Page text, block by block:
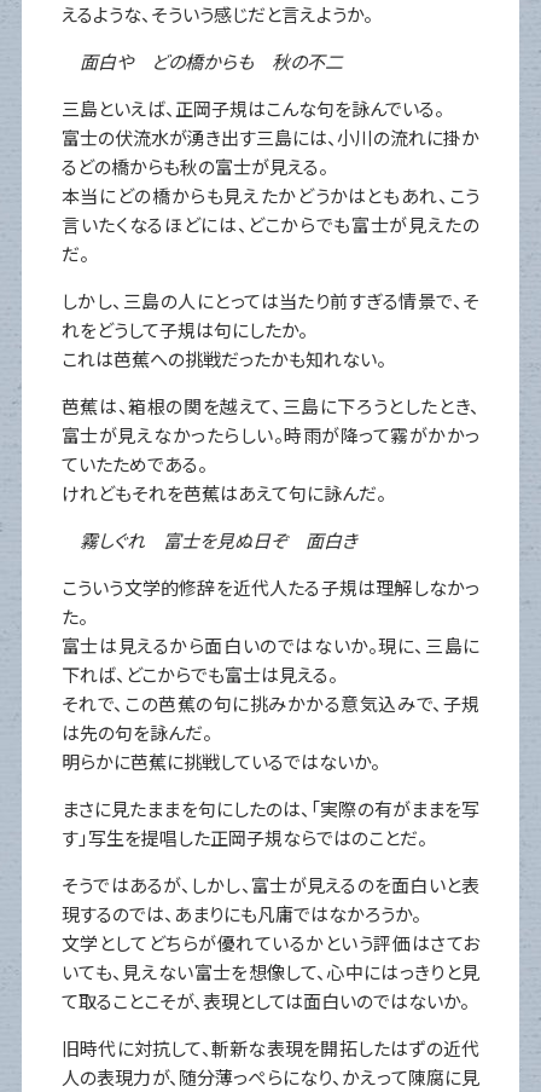
えるような、そういう感じだと言えようか。
面白や どの橋からも 秋の不二
三島といえば、正岡子規はこんな句を詠んでいる。
富士の伏流水が湧き出す三島には、小川の流れに掛か
るどの橋からも秋の富士が見える。
本当にどの橋からも見えたかどうかはともあれ、こう
言いたくなるほどには、どこからでも富士が見えたの
だ。
しかし、三島の人にとっては当たり前すぎる情景で、そ
れをどうして子規は句にしたか。
これは芭蕉への挑戦だったかも知れない。
芭蕉は、箱根の関を越えて、三島に下ろうとしたとき、
富士が見えなかったらしい。時雨が降って霧がかかっ
ていたためである。
けれどもそれを芭蕉はあえて句に詠んだ。
霧しぐれ 富士を見ぬ日ぞ 面白き
こういう文学的修辞を近代人たる子規は理解しなかっ
た。
富士は見えるから面白いのではないか。現に、三島に
下れば、どこからでも富士は見える。
それで、この芭蕉の句に挑みかかる意気込みで、子規
は先の句を詠んだ。
明らかに芭蕉に挑戦しているではないか。
まさに見たままを句にしたのは、「実際の有がままを写
す」写生を提唱した正岡子規ならではのことだ。
そうではあるが、しかし、富士が見えるのを面白いと表
現するのでは、あまりにも凡庸ではなかろうか。
文学としてどちらが優れているかという評価はさてお
いても、見えない富士を想像して、心中にはっきりと見
て取ることこそが、表現としては面白いのではないか。
旧時代に対抗して、斬新な表現を開拓したはずの近代
人の表現力が、随分薄っぺらになり、かえって陳腐に見